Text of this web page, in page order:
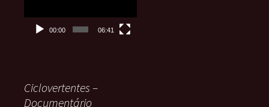
00:00 06:41
Ciclovertentes –
Documentário